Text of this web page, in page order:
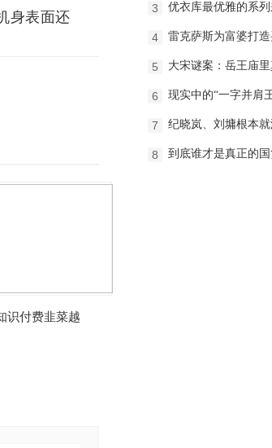
身表面还
识付费韭菜越
3 优衣库最优雅的系
4 雷克萨斯为富婆打
5 大宋谜案：岳王庙
6 现实中的“一字并肩
7 纪晓岚、刘墉根本
8 到底谁才是真正的